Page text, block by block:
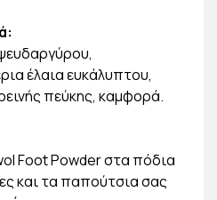
έλαια ευκάλυπτου,
πεύκης, καμφορά.
Foot Powder στα πόδια
και τα παπούτσια σας